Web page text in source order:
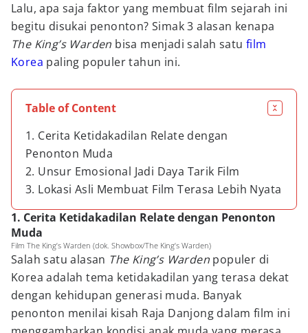
Lalu, apa saja faktor yang membuat film sejarah ini
begitu disukai penonton? Simak 3 alasan kenapa
The King’s Warden bisa menjadi salah satu film
Korea paling populer tahun ini.
Table of Content
1. Cerita Ketidakadilan Relate dengan
Penonton Muda
2. Unsur Emosional Jadi Daya Tarik Film
3. Lokasi Asli Membuat Film Terasa Lebih Nyata
1. Cerita Ketidakadilan Relate dengan Penonton
Muda
Film The King’s Warden (dok. Showbox/The King’s Warden)
Salah satu alasan The King’s Warden populer di
Korea adalah tema ketidakadilan yang terasa dekat
dengan kehidupan generasi muda. Banyak
penonton menilai kisah Raja Danjong dalam film ini